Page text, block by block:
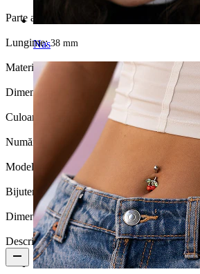
Nas
Parte a corpului:
Lungime:38 mm
Material:Oțel chirurgical / Alamă
Dimensiunea bilei: 5 mm.
Culoare:
Număr bucăți:
Model: Arbore
Bijuteria este placată?:Da, doar pandandivul
Dimensiune bilă:5 mm
Descriere